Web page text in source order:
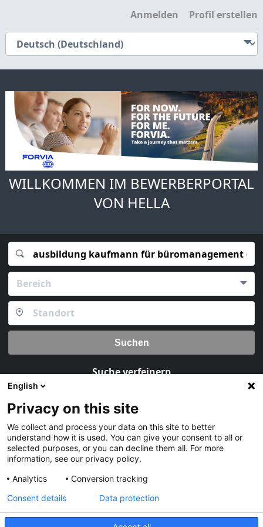
Anmelden Profil erstellen
WILLKOMMEN IM BEWERBERPORTAL
VON HELLA
Bereich
Suchen
Suche verfeinern
Basierend auf Ihrem Filter können Sie einen Job Newsletter abonnieren.
Aktuelle freie
Stellen
English
Privacy on this site
We collect and process your data on this site to better
understand how it is used. You can give your consent to all or
selected purposes, or you can decline them all. For more
information, see our privacy policy.
Analytics
Conversion tracking
Consent details Data protection